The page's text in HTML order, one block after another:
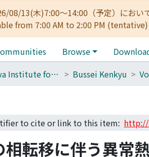
08/13(木)7:00～14:00（予定）にお
from 7:00 AM to 2:00 PM
Browse
390_Yukawa Institute for Theoretical Physics Bussei Kenkyu
to cite or link to this item: http://
転移に伴う異常